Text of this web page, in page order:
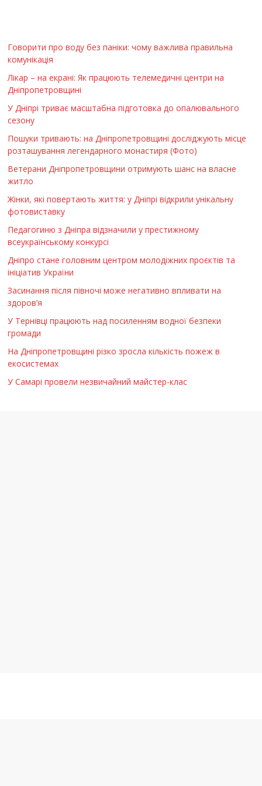
Говорити про воду без паніки: чому важлива правильна
комунікація
Лікар – на екрані: Як працюють телемедичні центри на
Дніпропетровщині
У Дніпрі триває масштабна підготовка до опалювального
сезону
Пошуки тривають: на Дніпропетровщині досліджують місце
розташування легендарного монастиря (Фото)
Ветерани Дніпропетровщини отримують шанс на власне
житло
Жінки, які повертають життя: у Дніпрі відкрили унікальну
фотовиставку
Педагогиню з Дніпра відзначили у престижному
всеукраїнському конкурсі
Дніпро стане головним центром молодіжних проєктів та
ініціатив України
Засинання після півночі може негативно впливати на
здоров’я
У Тернівці працюють над посиленням водної безпеки
громади
На Дніпропетровщині різко зросла кількість пожеж в
екосистемах
У Самарі провели незвичайний майстер-клас